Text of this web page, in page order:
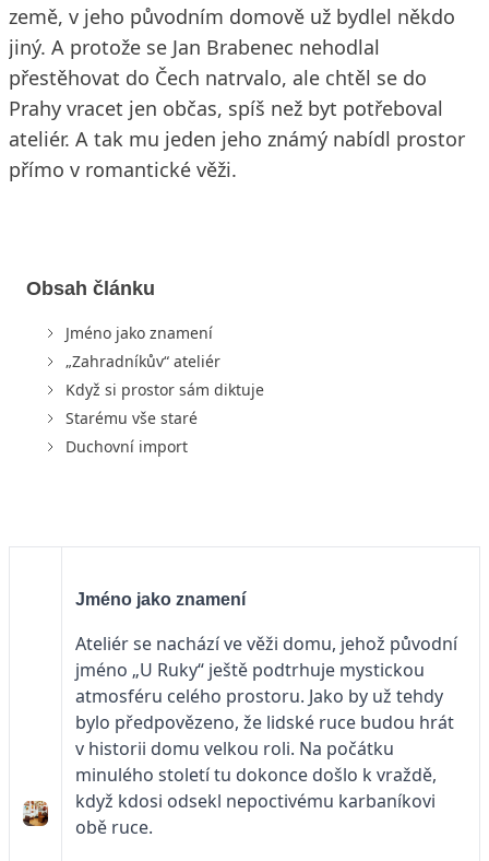
země, v jeho původním domově už bydlel někdo
jiný. A protože se Jan Brabenec nehodlal
přestěhovat do Čech natrvalo, ale chtěl se do
Prahy vracet jen občas, spíš než byt potřeboval
ateliér. A tak mu jeden jeho známý nabídl prostor
přímo v romantické věži.
Obsah článku
Jméno jako znamení
„Zahradníkův“ ateliér
Když si prostor sám diktuje
Starému vše staré
Duchovní import
Jméno jako znamení
Ateliér se nachází ve věži domu, jehož původní
jméno „U Ruky“ ještě podtrhuje mystickou
atmosféru celého prostoru. Jako by už tehdy
bylo předpovězeno, že lidské ruce budou hrát
v historii domu velkou roli. Na počátku
minulého století tu dokonce došlo k vraždě,
když kdosi odsekl nepoctivému karbaníkovi
obě ruce.